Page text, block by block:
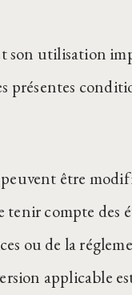
son utilisation
présentes
être
tenir compte des
ou de la
applicable